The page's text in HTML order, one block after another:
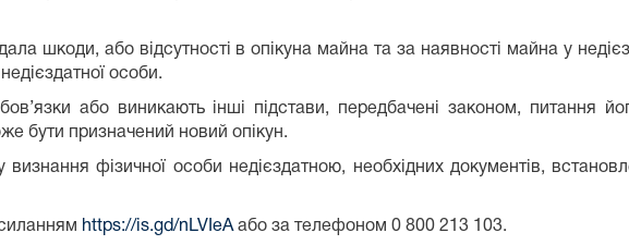
шкоди, або відсутності в опікуна майна та за наявності майна у
особи.
або виникають інші підстави, передбачені законом, питання
бути призначений новий опікун.
фізичної особи недієздатною, необхідних документів,
https://is.gd/nLVIeA або за телефоном 0 800 213 103.